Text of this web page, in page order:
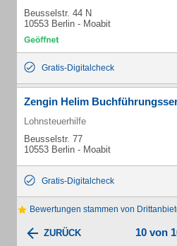
Beusselstr. 44 N
10553 Berlin - Moabit
Gratis-Digitalcheck
Zengin Helim
Lohnsteuerhilfe
Beusselstr. 77
10553 Berlin - Moabit
Gratis-Digitalcheck
Bewertungen stammen von
ZURÜCK 10 von